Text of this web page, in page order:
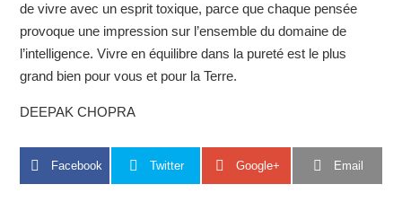
de vivre avec un esprit toxique, parce que chaque pensée
provoque une impression sur l’ensemble du domaine de
l’intelligence. Vivre en équilibre dans la pureté est le plus
grand bien pour vous et pour la Terre.
DEEPAK CHOPRA
Facebook Twitter Google+ Email